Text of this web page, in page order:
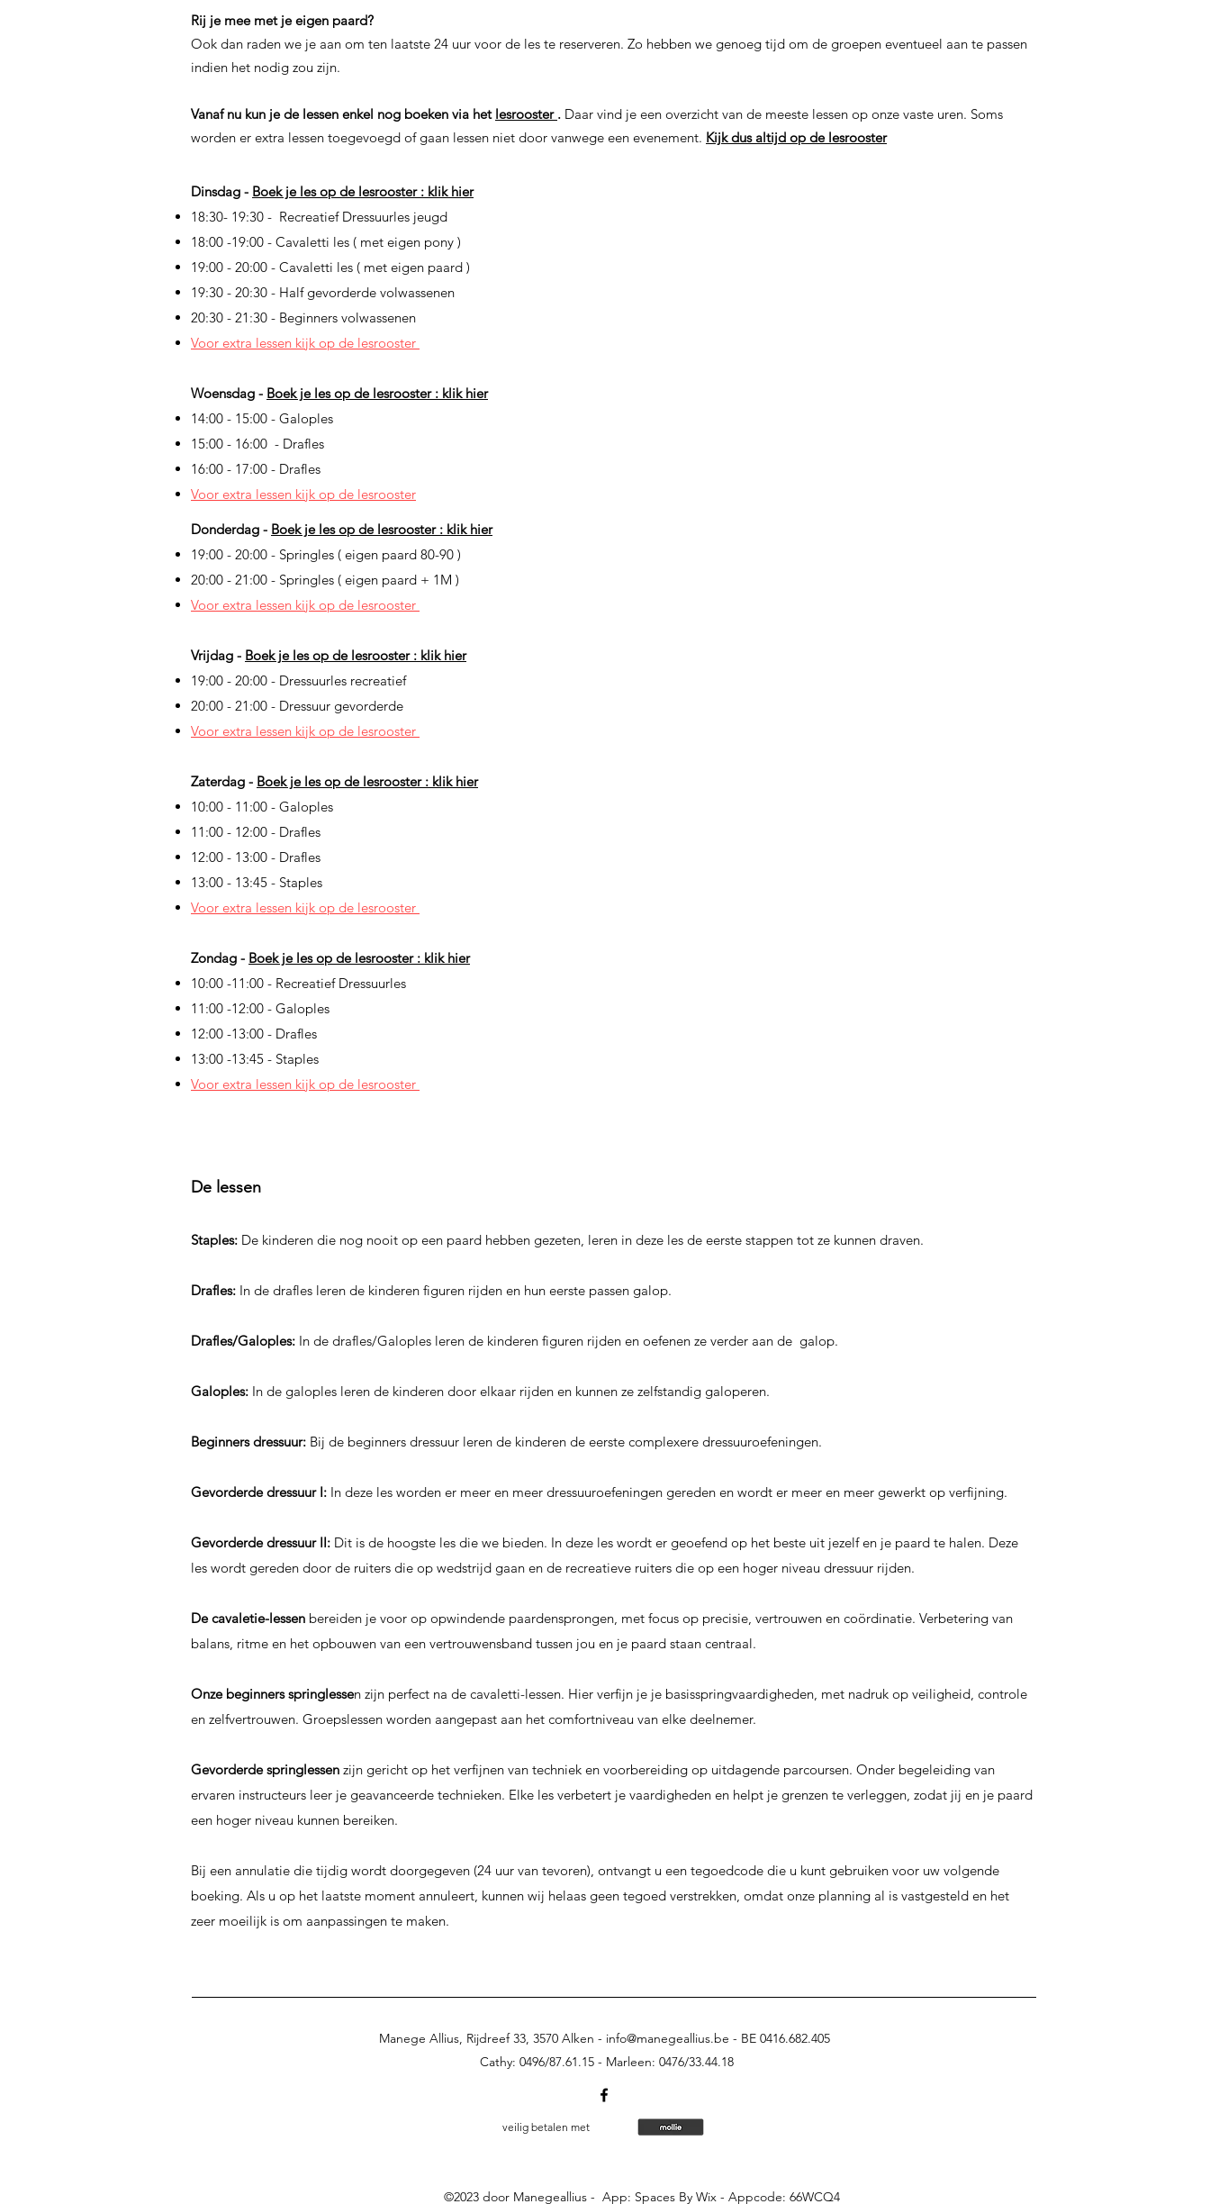
Rij je mee met je eigen paard?
Ook dan raden we je aan om ten laatste 24 uur voor de les te reserveren. Zo hebben we genoeg tijd om de groepen eventueel aan te passen
indien het nodig zou zijn.
Vanaf nu kun je de lessen enkel nog boeken via het lesrooster . Daar vind je een overzicht van de meeste lessen op onze vaste uren. Soms
worden er extra lessen toegevoegd of gaan lessen niet door vanwege een evenement. Kijk dus altijd op de lesrooster
Dinsdag - Boek je les op de lesrooster : klik hier
18:30- 19:30 - Recreatief Dressuurles jeugd
18:00 -19:00 - Cavaletti les ( met eigen pony )
19:00 - 20:00 - Cavaletti les ( met eigen paard )
19:30 - 20:30 - Half gevorderde volwassenen
20:30 - 21:30 - Beginners volwassenen
Voor extra lessen kijk op de lesrooster
Woensdag - Boek je les op de lesrooster : klik hier
14:00 - 15:00 - Galoples
15:00 - 16:00 - Drafles
16:00 - 17:00 - Drafles
Voor extra lessen kijk op de lesrooster
Donderdag - Boek je les op de lesrooster : klik hier
19:00 - 20:00 - Springles ( eigen paard 80-90 )
20:00 - 21:00 - Springles ( eigen paard + 1M )
Voor extra lessen kijk op de lesrooster
Vrijdag - Boek je les op de lesrooster : klik hier
19:00 - 20:00 - Dressuurles recreatief
20:00 - 21:00 - Dressuur gevorderde
Voor extra lessen kijk op de lesrooster
Zaterdag - Boek je les op de lesrooster : klik hier
10:00 - 11:00 - Galoples
11:00 - 12:00 - Drafles
12:00 - 13:00 - Drafles
13:00 - 13:45 - Staples
Voor extra lessen kijk op de lesrooster
Zondag - Boek je les op de lesrooster : klik hier
10:00 -11:00 - Recreatief Dressuurles
11:00 -12:00 - Galoples
12:00 -13:00 - Drafles
13:00 -13:45 - Staples
Voor extra lessen kijk op de lesrooster
De lessen
Staples: De kinderen die nog nooit op een paard hebben gezeten, leren in deze les de eerste stappen tot ze kunnen draven.
Drafles: In de drafles leren de kinderen figuren rijden en hun eerste passen galop.
Drafles/Galoples: In de drafles/Galoples leren de kinderen figuren rijden en oefenen ze verder aan de galop.
Galoples: In de galoples leren de kinderen door elkaar rijden en kunnen ze zelfstandig galoperen.
Beginners dressuur: Bij de beginners dressuur leren de kinderen de eerste complexere dressuuroefeningen.
Gevorderde dressuur I: In deze les worden er meer en meer dressuuroefeningen gereden en wordt er meer en meer gewerkt op verfijning.
Gevorderde dressuur II: Dit is de hoogste les die we bieden. In deze les wordt er geoefend op het beste uit jezelf en je paard te halen. Deze
les wordt gereden door de ruiters die op wedstrijd gaan en de recreatieve ruiters die op een hoger niveau dressuur rijden.
De cavaletie-lessen bereiden je voor op opwindende paardensprongen, met focus op precisie, vertrouwen en coördinatie. Verbetering van
balans, ritme en het opbouwen van een vertrouwensband tussen jou en je paard staan centraal.
Onze beginners springlessen zijn perfect na de cavaletti-lessen. Hier verfijn je je basisspringvaardigheden, met nadruk op veiligheid, controle
en zelfvertrouwen. Groepslessen worden aangepast aan het comfortniveau van elke deelnemer.
Gevorderde springlessen zijn gericht op het verfijnen van techniek en voorbereiding op uitdagende parcoursen. Onder begeleiding van
ervaren instructeurs leer je geavanceerde technieken. Elke les verbetert je vaardigheden en helpt je grenzen te verleggen, zodat jij en je paard
een hoger niveau kunnen bereiken.
Bij een annulatie die tijdig wordt doorgegeven (24 uur van tevoren), ontvangt u een tegoedcode die u kunt gebruiken voor uw volgende
boeking. Als u op het laatste moment annuleert, kunnen wij helaas geen tegoed verstrekken, omdat onze planning al is vastgesteld en het
zeer moeilijk is om aanpassingen te maken.
Manege Allius, Rijdreef 33, 3570 Alken - info@manegeallius.be - BE 0416.682.405
Cathy: 0496/87.61.15 - Marleen: 0476/33.44.18
veilig betalen met
©2023 door Manegeallius - App: Spaces By Wix - Appcode: 66WCQ4